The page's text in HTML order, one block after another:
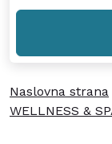
Naslovna strana
WELLNESS &